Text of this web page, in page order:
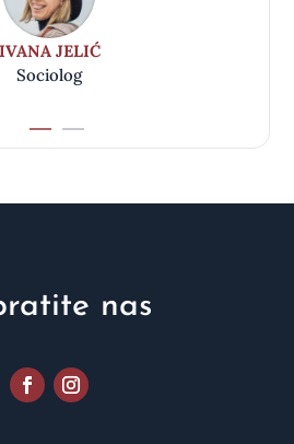
IVANA JELIĆ
Sociolog
nas